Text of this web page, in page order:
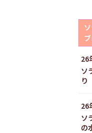
26
ソ
り
26
ソ
の